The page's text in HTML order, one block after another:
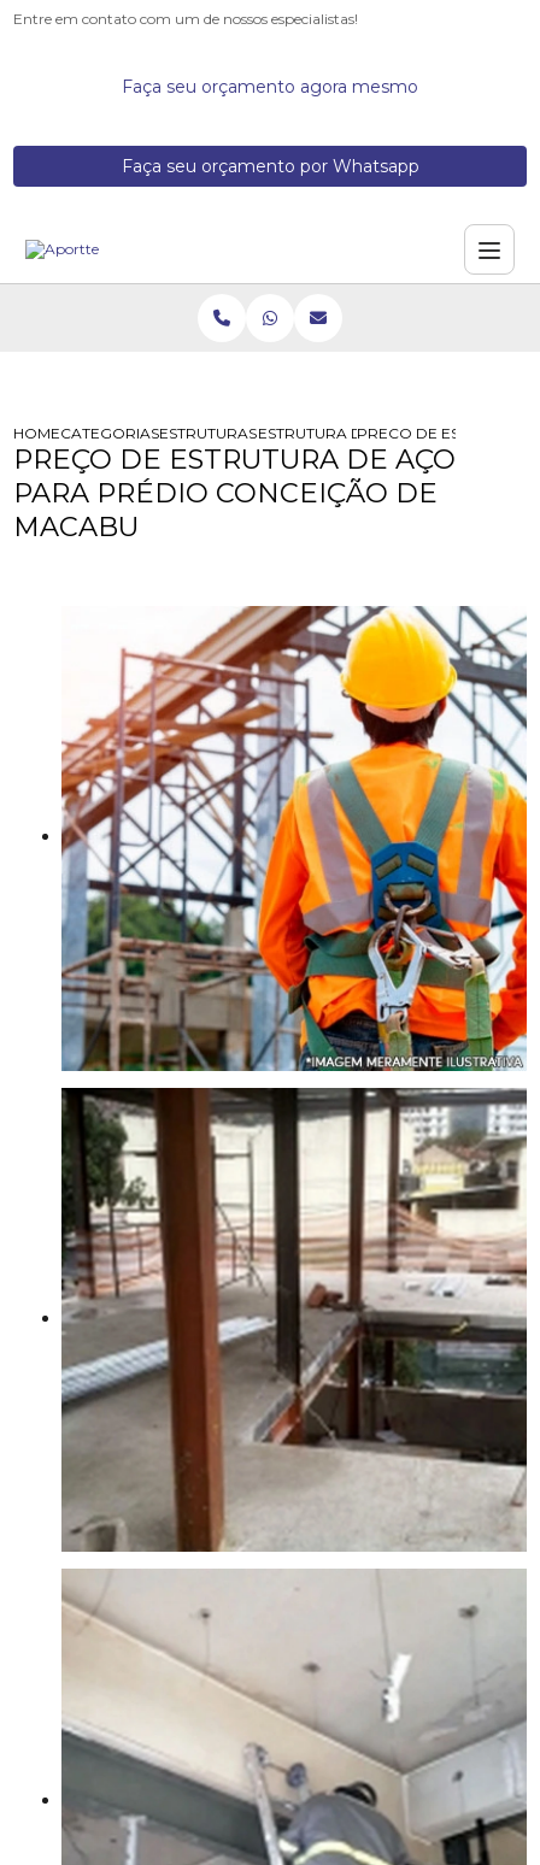
Entre em contato com um de nossos especialistas!
Faça seu orçamento agora mesmo
Faça seu orçamento por Whatsapp
HOMECATEGORIASESTRUTURAS DE ACOESTRUTURA DE ACO
PRECO DE
PREÇO DE ESTRUTURA DE AÇO
PARA PRÉDIO CONCEIÇÃO DE
MACABU